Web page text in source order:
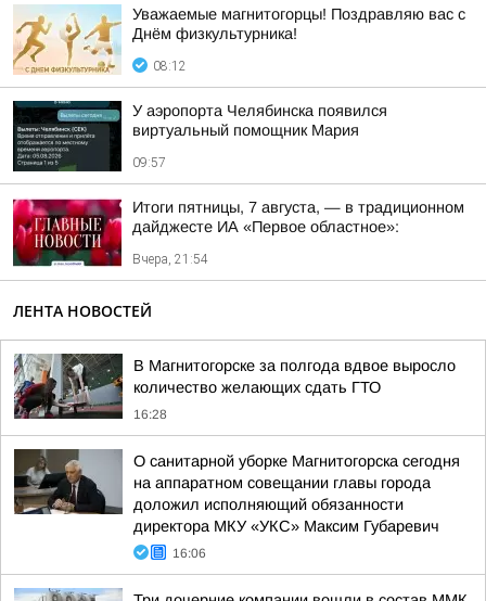
Уважаемые магнитогорцы! Поздравляю вас с
Днём физкультурника!
08:12
У аэропорта Челябинска появился
виртуальный помощник Мария
09:57
Итоги пятницы, 7 августа, — в традиционном
дайджесте ИА «Первое областное»:
Вчера, 21:54
ЛЕНТА НОВОСТЕЙ
В Магнитогорске за полгода вдвое выросло
количество желающих сдать ГТО
16:28
О санитарной уборке Магнитогорска сегодня
на аппаратном совещании главы города
доложил исполняющий обязанности
директора МКУ «УКС» Максим Губаревич
16:06